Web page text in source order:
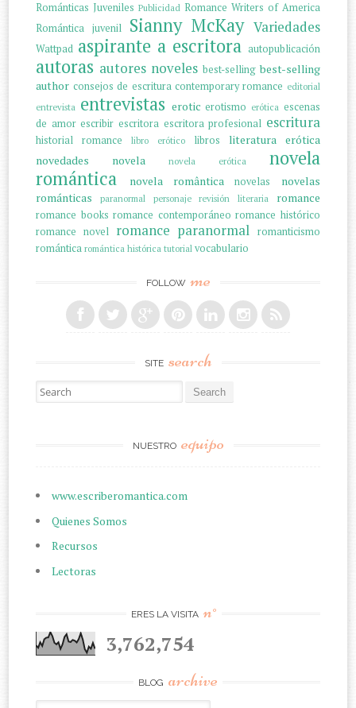
Románticas Juveniles Publicidad Romance Writers of America
Romántica juvenil
Sianny McKay Variedades
Wattpad aspirante a escritora autopublicación
autoras autores noveles best-selling best-selling
author consejos de escritura contemporary romance editorial
entrevista entrevistas erotic erotismo erótica escenas
de amor escribir escritora escritora profesional escritura
historial romance libro erótico libros
literatura erótica
novedades
novela novela erótica
novela
romántica
novela romântica novelas
novelas
románticas
paranormal personaje revisión literaria romance
romance books romance contemporáneo romance histórico
romance novel romance paranormal romanticismo
romántica romántica histórica tutorial vocabulario
FOLLOW me
SITE search
Search for:
NUESTRO equipo
www.escriberomantica.com
Quienes Somos
Recursos
Lectoras
ERES LA VISITA n°
3,762,754
BLOG archive